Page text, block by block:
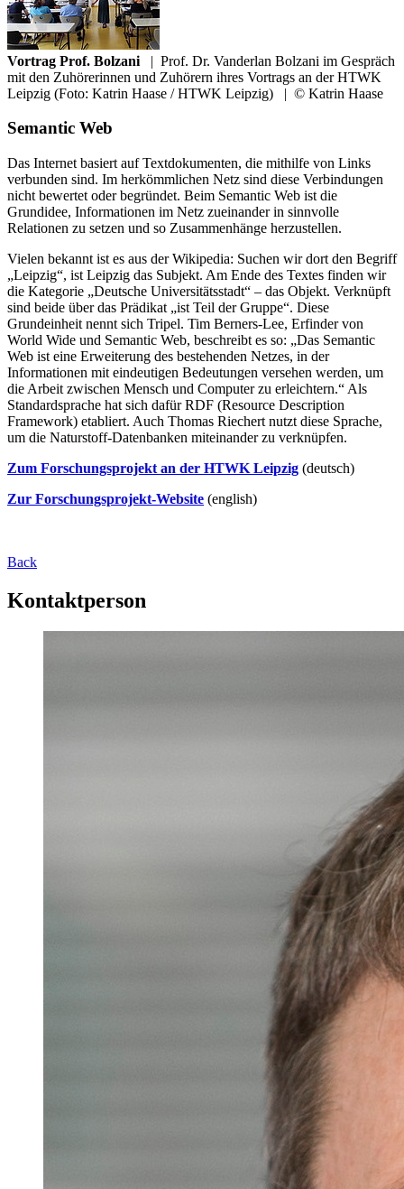
Vortrag Prof. Bolzani | Prof. Dr. Vanderlan Bolzani im Gespräch
mit den Zuhörerinnen und Zuhörern ihres Vortrags an der HTWK
Leipzig (Foto: Katrin Haase / HTWK Leipzig) | © Katrin Haase
Semantic Web
Das Internet basiert auf Textdokumenten, die mithilfe von Links
verbunden sind. Im herkömmlichen Netz sind diese Verbindungen
nicht bewertet oder begründet. Beim Semantic Web ist die
Grundidee, Informationen im Netz zueinander in sinnvolle
Relationen zu setzen und so Zusammenhänge herzustellen.
Vielen bekannt ist es aus der Wikipedia: Suchen wir dort den Begriff
„Leipzig“, ist Leipzig das Subjekt. Am Ende des Textes finden wir
die Kategorie „Deutsche Universitätsstadt“ – das Objekt. Verknüpft
sind beide über das Prädikat „ist Teil der Gruppe“. Diese
Grundeinheit nennt sich Tripel. Tim Berners-Lee, Erfinder von
World Wide und Semantic Web, beschreibt es so: „Das Semantic
Web ist eine Erweiterung des bestehenden Netzes, in der
Informationen mit eindeutigen Bedeutungen versehen werden, um
die Arbeit zwischen Mensch und Computer zu erleichtern.“ Als
Standardsprache hat sich dafür RDF (Resource Description
Framework) etabliert. Auch Thomas Riechert nutzt diese Sprache,
um die Naturstoff-Datenbanken miteinander zu verknüpfen.
Zum Forschungsprojekt an der HTWK Leipzig (deutsch)
Zur Forschungsprojekt-Website (english)
Back
Kontaktperson